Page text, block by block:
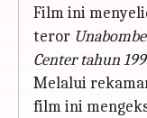
Film ini
teror
Center tahun
Melalui
film ini